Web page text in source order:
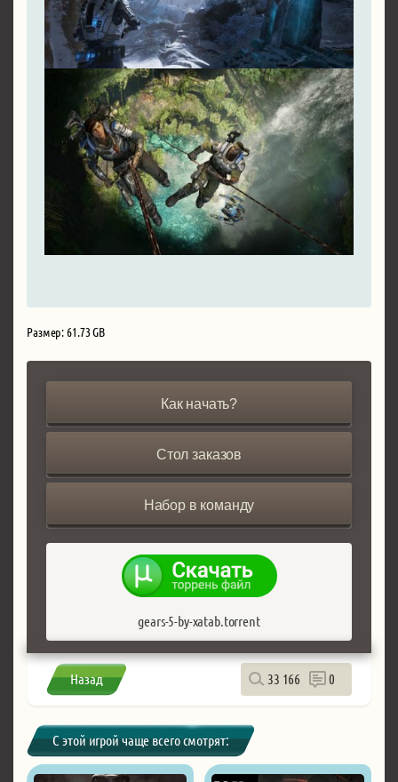
Размер: 61.73 GB
Как начать?
Стол заказов
Набор в команду
gears-5-by-xatab.torrent
Назад 33 166 0
С этой игрой чаще всего смотрят: